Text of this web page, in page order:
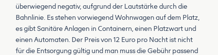
überwiegend negativ, aufgrund der Lautstärke durch die
Bahnlinie. Es stehen vorwiegend Wohnwagen auf dem Platz,
es gibt Sanitäre Anlagen in Containern, einen Platzwart und
einen Automaten. Der Preis von 12 Euro pro Nacht ist nicht
für die Entsorgung gültig und man muss die Gebühr passend